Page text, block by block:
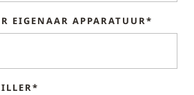
EIGENAAR APPARATUUR*